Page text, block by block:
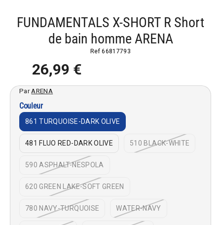
FUNDAMENTALS X-SHORT R Short
de bain homme ARENA
Ref66817793
26,99 €
ParARENA
Couleur
861 TURQUOISE-DARK OLIVE
481 FLUO RED-DARK OLIVE 510 BLACK-WHITE
590 ASPHALT-NESPOLA
620 GREEN LAKE-SOFT GREEN
780 NAVY-TURQUOISE WATER-NAVY